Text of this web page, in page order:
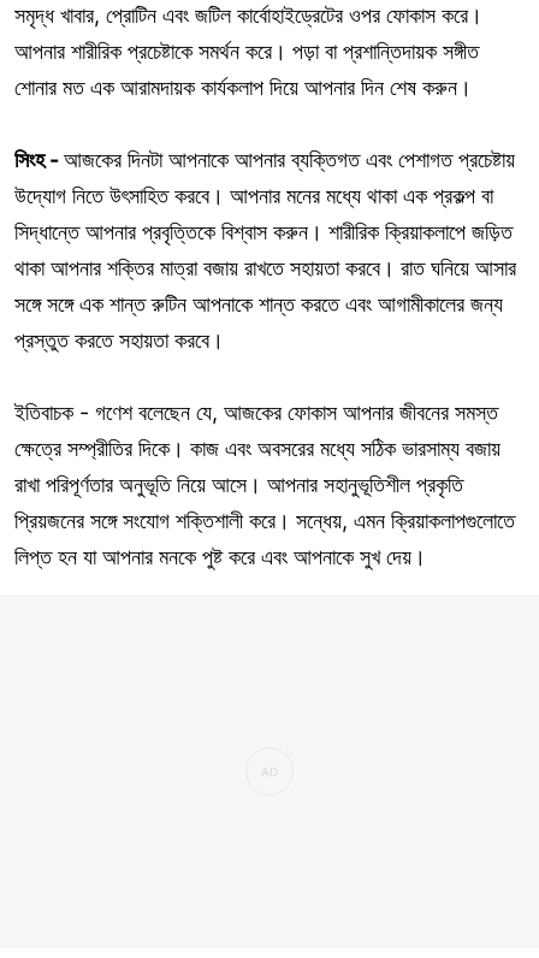
সমৃদ্ধ খাবার, প্রোটিন এবং জটিল কার্বোহাইড্রেটের ওপর ফোকাস করে।
আপনার শারীরিক প্রচেষ্টাকে সমর্থন করে। পড়া বা প্রশান্তিদায়ক সঙ্গীত
শোনার মত এক আরামদায়ক কার্যকলাপ দিয়ে আপনার দিন শেষ করুন।
সিংহ -আজকের দিনটা আপনাকে আপনার ব্যক্তিগত এবং পেশাগত প্রচেষ্টায়
উদ্যোগ নিতে উৎসাহিত করবে। আপনার মনের মধ্যে থাকা এক প্রকল্প বা
সিদ্ধান্তে আপনার প্রবৃত্তিকে বিশ্বাস করুন। শারীরিক ক্রিয়াকলাপে জড়িত
থাকা আপনার শক্তির মাত্রা বজায় রাখতে সহায়তা করবে। রাত ঘনিয়ে আসার
সঙ্গে সঙ্গে এক শান্ত রুটিন আপনাকে শান্ত করতে এবং আগামীকালের জন্য
প্রস্তুত করতে সহায়তা করবে।
ইতিবাচক - গণেশ বলেছেন যে, আজকের ফোকাস আপনার জীবনের সমস্ত
ক্ষেত্রে সম্প্রীতির দিকে। কাজ এবং অবসরের মধ্যে সঠিক ভারসাম্য বজায়
রাখা পরিপূর্ণতার অনুভূতি নিয়ে আসে। আপনার সহানুভূতিশীল প্রকৃতি
প্রিয়জনের সঙ্গে সংযোগ শক্তিশালী করে। সন্ধেয়, এমন ক্রিয়াকলাপগুলোতে
লিপ্ত হন যা আপনার মনকে পুষ্ট করে এবং আপনাকে সুখ দেয়।